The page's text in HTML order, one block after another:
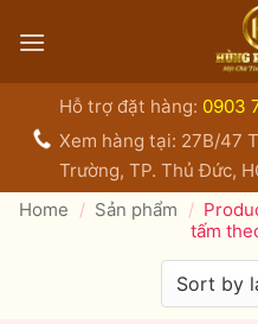
qua
Hỗ trợ đặt hàng: 0903
Xem hàng tại: 27B/47
Trường, TP. Thủ Đức,
Home / Sản phẩm /
tấm